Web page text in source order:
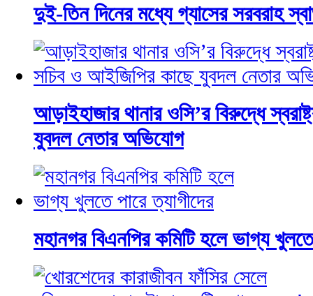
দুই-তিন দিনের মধ্যে গ্যাসের সরবরাহ
আড়াইহাজার থানার ওসি’র বিরুদ্ধে
যুবদল নেতার অভিযোগ
মহানগর বিএনপির কমিটি হলে ভাগ্য খুলতে